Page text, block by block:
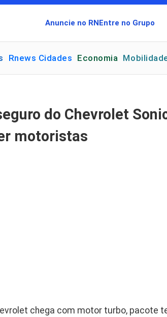
Anuncie no RNEntre no Grupo
Rnews Cidades Economia
do Chevrolet
motoristas
chega com motor turbo, pacote